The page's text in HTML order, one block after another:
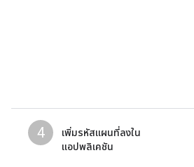
4
เพิ่มรหัสแผนที่ลงใน
แอปพลิเคชัน